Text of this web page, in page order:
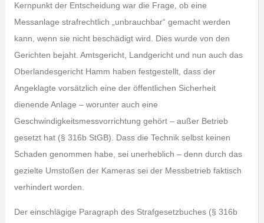
Kernpunkt der Entscheidung war die Frage, ob eine
Messanlage strafrechtlich „unbrauchbar“ gemacht werden
kann, wenn sie nicht beschädigt wird. Dies wurde von den
Gerichten bejaht. Amtsgericht, Landgericht und nun auch das
Oberlandesgericht Hamm haben festgestellt, dass der
Angeklagte vorsätzlich eine der öffentlichen Sicherheit
dienende Anlage – worunter auch eine
Geschwindigkeitsmessvorrichtung gehört – außer Betrieb
gesetzt hat (§ 316b StGB). Dass die Technik selbst keinen
Schaden genommen habe, sei unerheblich – denn durch das
gezielte Umstoßen der Kameras sei der Messbetrieb faktisch
verhindert worden.
Der einschlägige Paragraph des Strafgesetzbuches (§ 316b